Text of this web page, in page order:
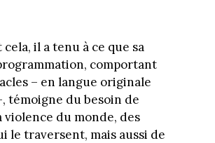
cela, il a tenu à ce que sa
comportant
– en langue originale
témoigne du besoin de
du monde, des
le traversent, mais aussi de